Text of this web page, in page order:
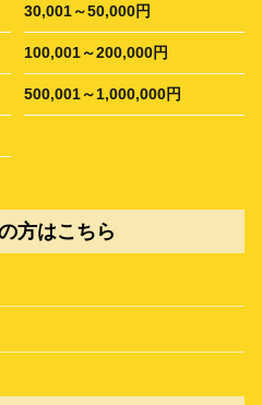
30,001～50,000円
100,001～200,000円
500,001～1,000,000円
方はこちら